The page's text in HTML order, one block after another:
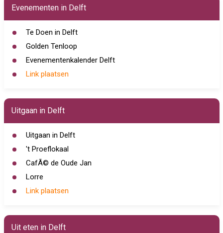
Evenementen in Delft
Te Doen in Delft
Golden Tenloop
Evenementenkalender Delft
Link plaatsen
Uitgaan in Delft
Uitgaan in Delft
't Proeflokaal
CafÃ© de Oude Jan
Lorre
Link plaatsen
Uit eten in Delft